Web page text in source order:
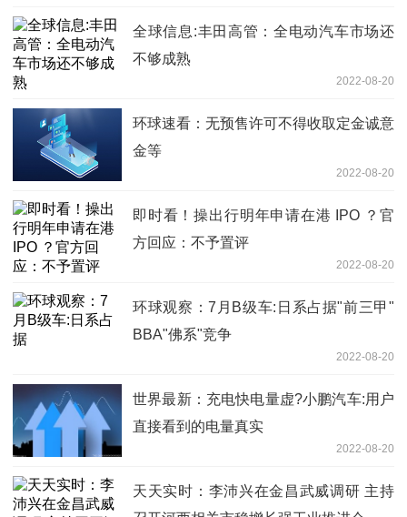
全球信息:丰田高管：全电动汽车市场还
不够成熟
2022-08-20
环球速看：无预售许可不得收取定金诚意
金等
2022-08-20
即时看！操出行明年申请在港 IPO ？官
方回应：不予置评
2022-08-20
环球观察：7月B级车:日系占据"前三甲"
BBA"佛系"竞争
2022-08-20
世界最新：充电快电量虚?小鹏汽车:用户
直接看到的电量真实
2022-08-20
天天实时：李沛兴在金昌武威调研 主持